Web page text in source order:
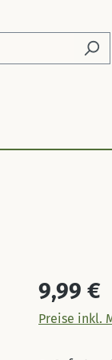
Regulärer
9,99 €
Preise inkl.